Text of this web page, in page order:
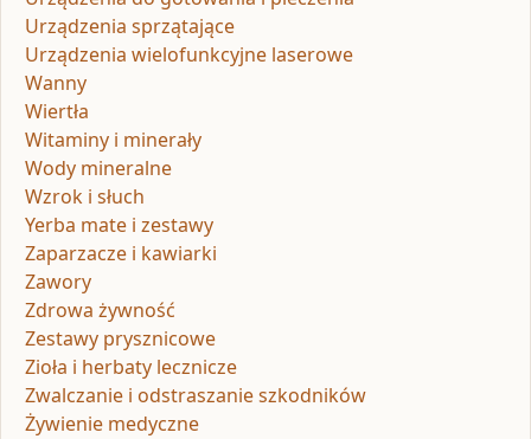
Urządzenia sprzątające
Urządzenia wielofunkcyjne laserowe
Wanny
Wiertła
Witaminy i minerały
Wody mineralne
Wzrok i słuch
Yerba mate i zestawy
Zaparzacze i kawiarki
Zawory
Zdrowa żywność
Zestawy prysznicowe
Zioła i herbaty lecznicze
Zwalczanie i odstraszanie szkodników
Żywienie medyczne